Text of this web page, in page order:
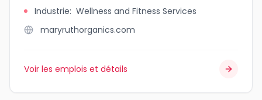
Industrie: Wellness and Fitness Services
maryruthorganics.com
Voir les emplois et détails